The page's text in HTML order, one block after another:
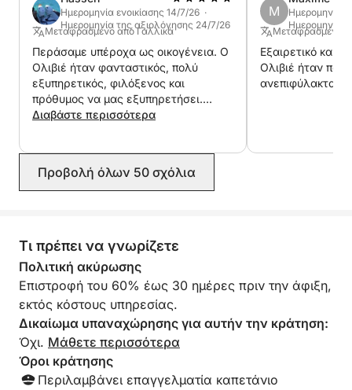
Ημερομηνία ενοικίασης 14/7/26 ·
Ημερομηνία της αξιολόγησης 24/7/26
Μεταφρασμένο από Γαλλικά
Περάσαμε υπέροχα ως οικογένεια. Ο
Ολιβιέ ήταν φανταστικός, πολύ
εξυπηρετικός, φιλόξενος και
πρόθυμος να μας εξυπηρετήσει.
Έκανε τα πάντα για να μας
όμορφη μέρα. Σας προτείνουμε τον
Ολιβιέ χωρίς δισταγμό!
Διαβάστε περισσότερα
M
Ημερομηνία
Ημερομηνία
Μεταφρασμένο
Εξαιρετικό και
Ολιβιέ ήταν
ανεπιφύλακτα.
Προβολή όλων 50 σχόλια
Τι πρέπει να γνωρίζετε
Πολιτική ακύρωσης
Επιστροφή του 60% έως 30 ημέρες πριν την άφιξη,
εκτός κόστους υπηρεσίας.
Δικαίωμα υπαναχώρησης για αυτήν την κράτηση:
Όχι. Μάθετε περισσότερα
Όροι κράτησης
Περιλαμβάνει επαγγελματία καπετάνιο